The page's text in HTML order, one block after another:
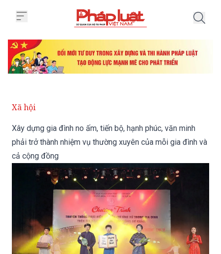
Xã hội
Xây dựng gia đình no ấm, tiến bộ, hạnh phúc, văn minh
phải trở thành nhiệm vụ thường xuyên của mỗi gia đình và
cả cộng đồng